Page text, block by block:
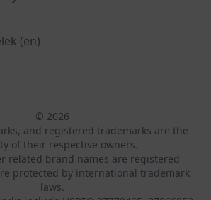
(en)
© 2026
and registered trademarks are the
of their respective owners.
related brand names are registered
protected by international trademark
laws.